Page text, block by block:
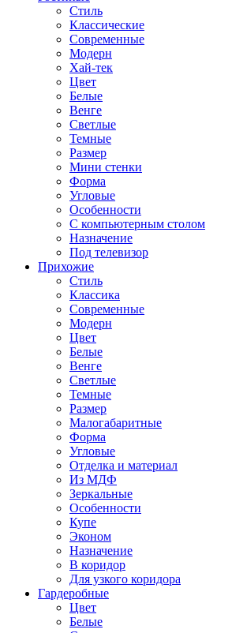
Стиль
Классические
Современные
Модерн
Хай-тек
Цвет
Белые
Венге
Светлые
Темные
Размер
Мини стенки
Форма
Угловые
Особенности
С компьютерным столом
Назначение
Под телевизор
Прихожие
Стиль
Классика
Современные
Модерн
Цвет
Белые
Венге
Светлые
Темные
Размер
Малогабаритные
Форма
Угловые
Отделка и материал
Из МДФ
Зеркальные
Особенности
Купе
Эконом
Назначение
В коридор
Для узкого коридора
Гардеробные
Цвет
Белые